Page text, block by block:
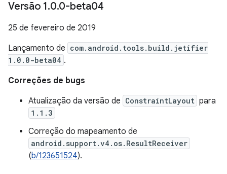
Versão 1.0.0-beta04
25 de fevereiro de 2019
Lançamento de com.android.tools.build.jetifier
1.0.0-beta04 .
Correções de bugs
Atualização da versão de ConstraintLayout para
1.1.3
Correção do mapeamento de
android.support.v4.os.ResultReceiver
(b/123651524).